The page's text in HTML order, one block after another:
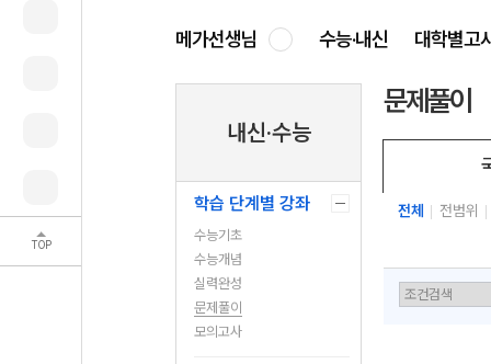
TOP
메가선생님 수능·내신 대학별고
내신·수능
학습 단계별 강좌
수능기초
수능개념
실력완성
문제풀이
모의고사
문제풀이
전체 전범위